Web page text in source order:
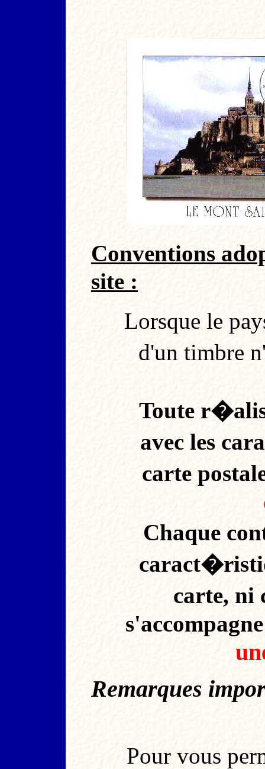
Conventions
site :
Lorsque le
d'un timbre
Toute
avec les
carte
Chaque
carte, ni
Remarques
Pour vous